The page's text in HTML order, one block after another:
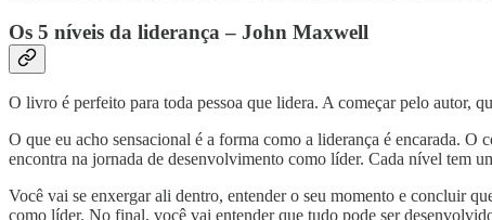
Os 5 níveis da liderança – John Maxwell
O livro é perfeito para toda pessoa que lidera. A começar pelo autor,
O que eu acho sensacional é a forma como a liderança é encarada.
encontra na jornada de desenvolvimento como líder. Cada nível tem
Você vai se enxergar ali dentro, entender o seu momento e concluir
como líder. No final, você vai entender que tudo pode ser